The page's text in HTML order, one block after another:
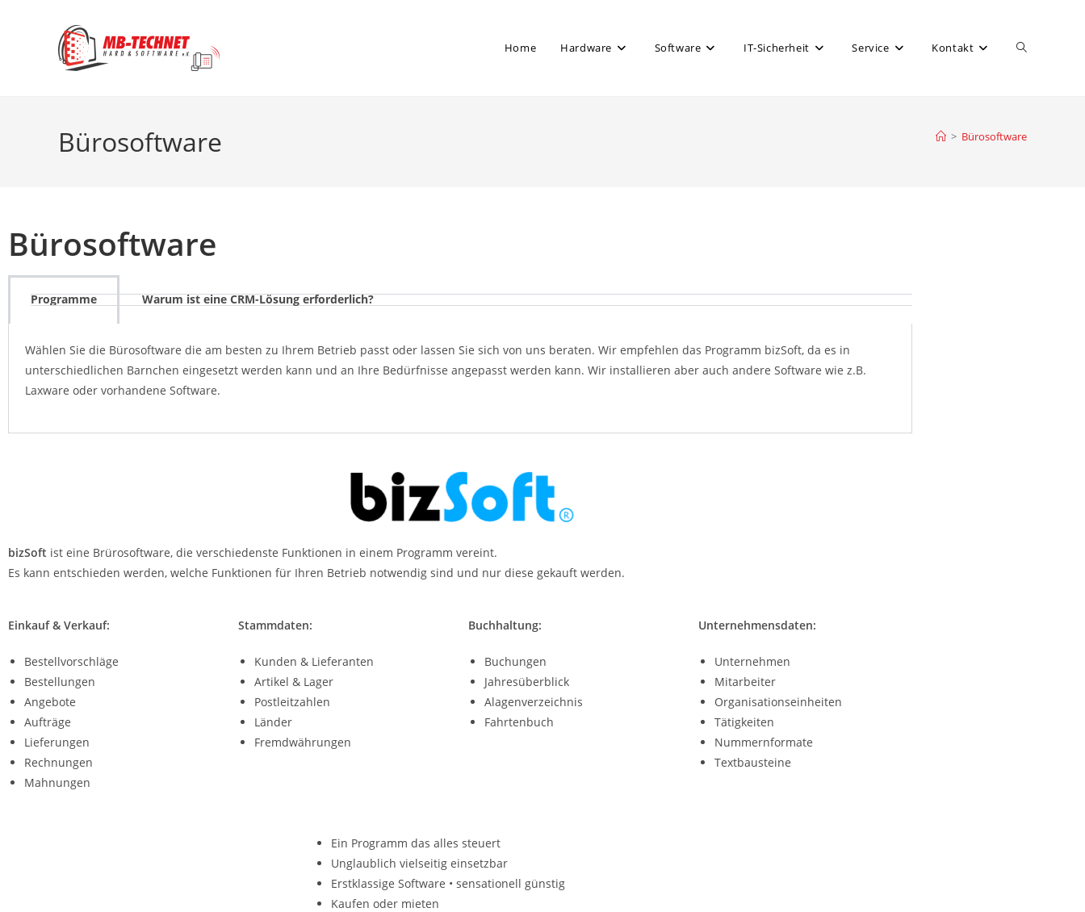
Home Hardware Software IT-Sicherheit Service Kontakt
Bürosoftware > Bürosoftware
Bürosoftware
Programme Warum ist eine CRM-Lösung erforderlich?
Wählen Sie die Bürosoftware die am besten zu Ihrem Betrieb passt oder lassen Sie sich von uns beraten. Wir empfehlen das Programm bizSoft, da es in
unterschiedlichen Barnchen eingesetzt werden kann und an Ihre Bedürfnisse angepasst werden kann. Wir installieren aber auch andere Software wie z.B.
Laxware oder vorhandene Software.
bizSoft ist eine Brürosoftware, die verschiedenste Funktionen in einem Programm vereint.
Es kann entschieden werden, welche Funktionen für Ihren Betrieb notwendig sind und nur diese gekauft werden.
Einkauf & Verkauf:
Bestellvorschläge
Bestellungen
Angebote
Aufträge
Lieferungen
Rechnungen
Mahnungen
Stammdaten:
Kunden & Lieferanten
Artikel & Lager
Postleitzahlen
Länder
Fremdwährungen
Buchhaltung:
Buchungen
Jahresüberblick
Alagenverzeichnis
Fahrtenbuch
Unternehmensdaten:
Unternehmen
Mitarbeiter
Organisationseinheiten
Tätigkeiten
Nummernformate
Textbausteine
Ein Programm das alles steuert
Unglaublich vielseitig einsetzbar
Erstklassige Software • sensationell günstig
Kaufen oder mieten